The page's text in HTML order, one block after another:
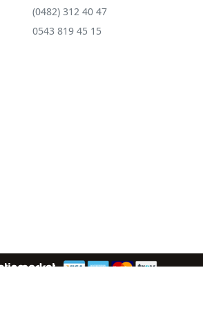
(0482) 312 40 47
0543 819 45 15